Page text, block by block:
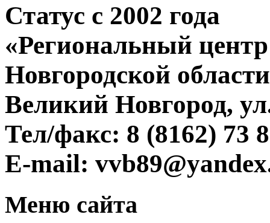
Статус c 2002 года
«Региональный
Новгородской
Великий Новгород,
Тел/факс: 8 (8162) 73
E-mail:
Меню сайта